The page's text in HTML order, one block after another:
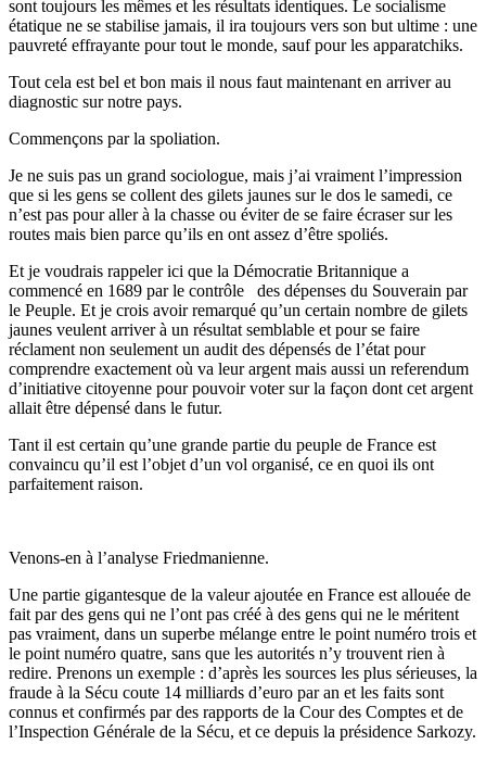
sont toujours les mêmes et les résultats identiques. Le socialisme
étatique ne se stabilise jamais, il ira toujours vers son but ultime : une
pauvreté effrayante pour tout le monde, sauf pour les apparatchiks.
Tout cela est bel et bon mais il nous faut maintenant en arriver au
diagnostic sur notre pays.
Commençons par la spoliation.
Je ne suis pas un grand sociologue, mais j’ai vraiment l’impression
que si les gens se collent des gilets jaunes sur le dos le samedi, ce
n’est pas pour aller à la chasse ou éviter de se faire écraser sur les
routes mais bien parce qu’ils en ont assez d’être spoliés.
Et je voudrais rappeler ici que la Démocratie Britannique a
commencé en 1689 par le contrôle des dépenses du Souverain par
le Peuple. Et je crois avoir remarqué qu’un certain nombre de gilets
jaunes veulent arriver à un résultat semblable et pour se faire
réclament non seulement un audit des dépensés de l’état pour
comprendre exactement où va leur argent mais aussi un referendum
d’initiative citoyenne pour pouvoir voter sur la façon dont cet argent
allait être dépensé dans le futur.
Tant il est certain qu’une grande partie du peuple de France est
convaincu qu’il est l’objet d’un vol organisé, ce en quoi ils ont
parfaitement raison.
Venons-en à l’analyse Friedmanienne.
Une partie gigantesque de la valeur ajoutée en France est allouée de
fait par des gens qui ne l’ont pas créé à des gens qui ne le méritent
pas vraiment, dans un superbe mélange entre le point numéro trois et
le point numéro quatre, sans que les autorités n’y trouvent rien à
redire. Prenons un exemple : d’après les sources les plus sérieuses, la
fraude à la Sécu coute 14 milliards d’euro par an et les faits sont
connus et confirmés par des rapports de la Cour des Comptes et de
l’Inspection Générale de la Sécu, et ce depuis la présidence Sarkozy.